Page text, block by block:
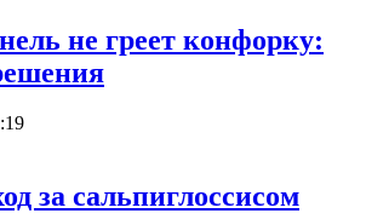
не греет конфорку:
за сальпиглоссисом